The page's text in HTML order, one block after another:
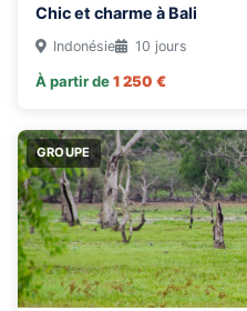
Ethiopie
Finlande
France
Inde
Indonésie
Islande
Kenya
Madagascar
Chic et charme à Bali
Indonésie 10 jours
À partir de1 250 €
GROUPE